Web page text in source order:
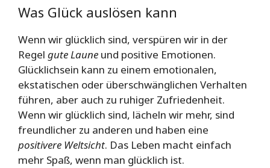
Was Glück auslösen kann
Wenn wir glücklich sind, verspüren wir in der
Regel gute Laune und positive Emotionen.
Glücklichsein kann zu einem emotionalen,
ekstatischen oder überschwänglichen Verhalten
führen, aber auch zu ruhiger Zufriedenheit.
Wenn wir glücklich sind, lächeln wir mehr, sind
freundlicher zu anderen und haben eine
positivere Weltsicht. Das Leben macht einfach
mehr Spaß, wenn man glücklich ist.